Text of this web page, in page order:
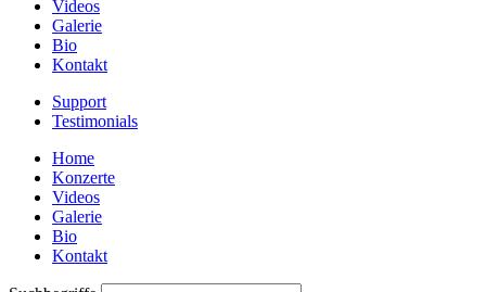
Videos
Galerie
Bio
Kontakt
Support
Testimonials
Home
Konzerte
Videos
Galerie
Bio
Kontakt